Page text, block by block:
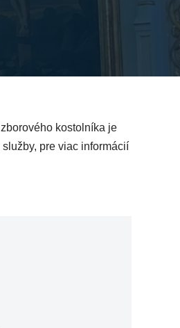
kostolníka je
pre viac informácií